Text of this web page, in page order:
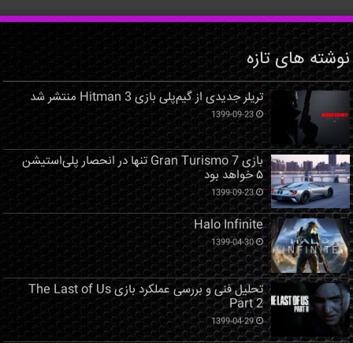
نوشته های تازه
تریلر جدیدی از گیم‌پلی بازی Hitman 3 منتشر شد
1399-09-23
بازی Gran Turismo 7 تنها در انحصار پلی‌استیشن
۵ خواهد بود
1399-09-23
Halo Infinite
1399-04-30
تحلیل فنی و بررسی عملکرد بازی The Last of Us
Part 2
1399-04-29